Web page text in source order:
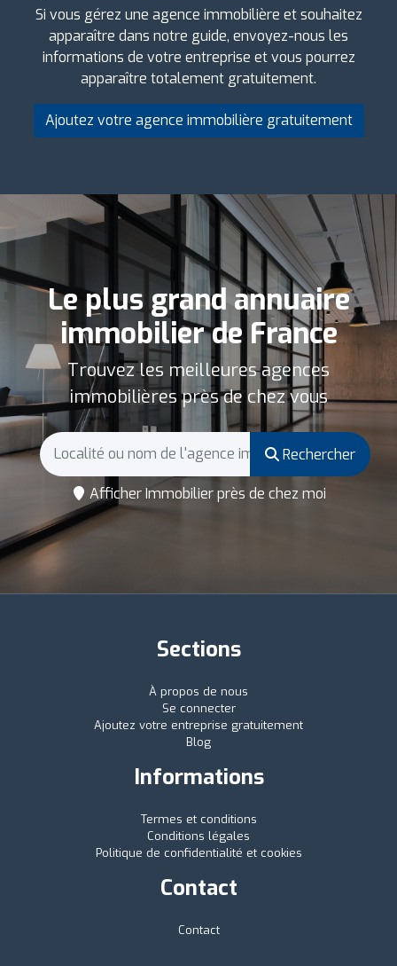
Si vous gérez une agence immobilière et souhaitez
apparaître dans notre guide, envoyez-nous les
informations de votre entreprise et vous pourrez
apparaître totalement gratuitement.
Ajoutez votre agence immobilière gratuitement
Le plus grand annuaire
immobilier de France
Trouvez les meilleures agences
immobilières près de chez vous
Rechercher
Afficher Immobilier près de chez moi
Sections
À propos de nous
Se connecter
Ajoutez votre entreprise gratuitement
Blog
Informations
Termes et conditions
Conditions légales
Politique de confidentialité et cookies
Contact
Contact